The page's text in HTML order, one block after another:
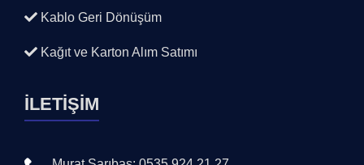
Kablo Geri Dönüşüm
Kağıt ve Karton Alım Satımı
İLETİŞİM